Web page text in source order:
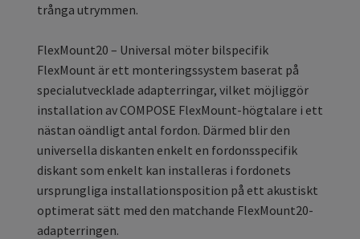
trånga utrymmen.
FlexMount20 – Universal möter bilspecifik
FlexMount är ett monteringssystem baserat på
specialutvecklade adapterringar, vilket möjliggör
installation av COMPOSE FlexMount-högtalare i ett
nästan oändligt antal fordon. Därmed blir den
universella diskanten enkelt en fordonsspecifik
diskant som enkelt kan installeras i fordonets
ursprungliga installationsposition på ett akustiskt
optimerat sätt med den matchande FlexMount20-
adapterringen.